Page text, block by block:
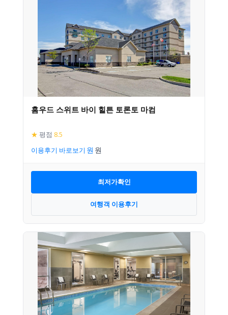
홈우드 스위트 바이 힐튼 토론토 마컴
★ 평점 8.5
이용후기 바로보기
최저가확인
여행객 이용후기